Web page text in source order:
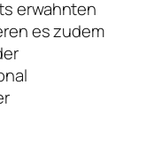
erwahnten
es zudem